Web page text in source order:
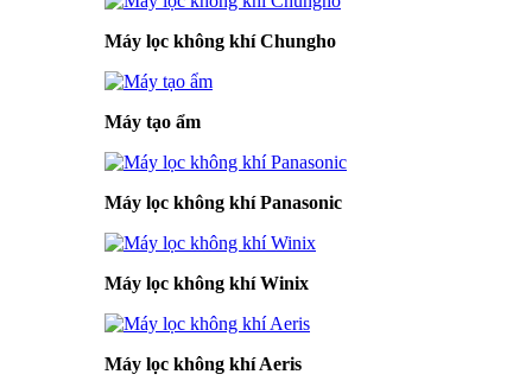
Máy lọc không khí Chungho
Máy tạo ẩm
Máy lọc không khí Panasonic
Máy lọc không khí Winix
Máy lọc không khí Aeris